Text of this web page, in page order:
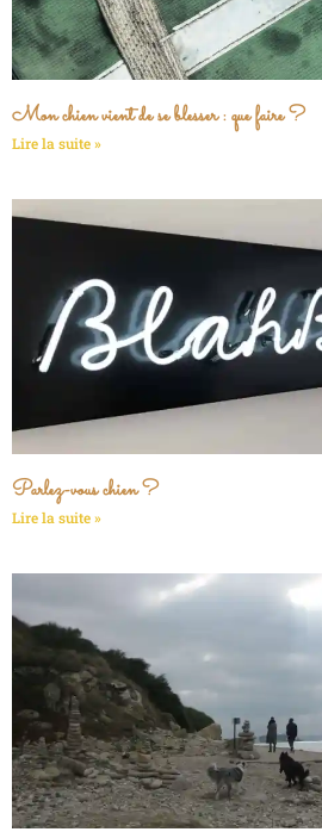
Mon chien vient de se blesser : que faire ?
Lire la suite »
Parlez-vous chien ?
Lire la suite »